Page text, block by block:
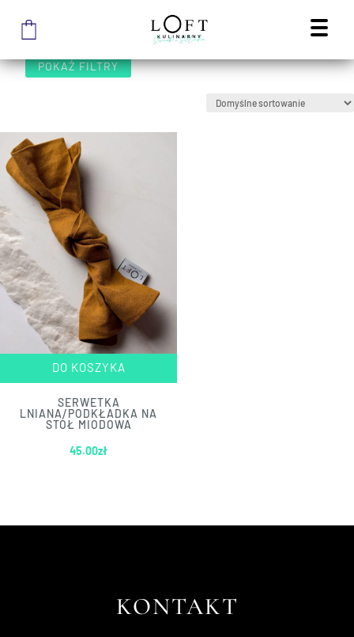
JADALNIA
POKAŻ FILTRY
DO KOSZYKA
SERWETKA
LNIANA/PODKŁADKA NA
STÓŁ MIODOWA
45.00zł
KONTAKT